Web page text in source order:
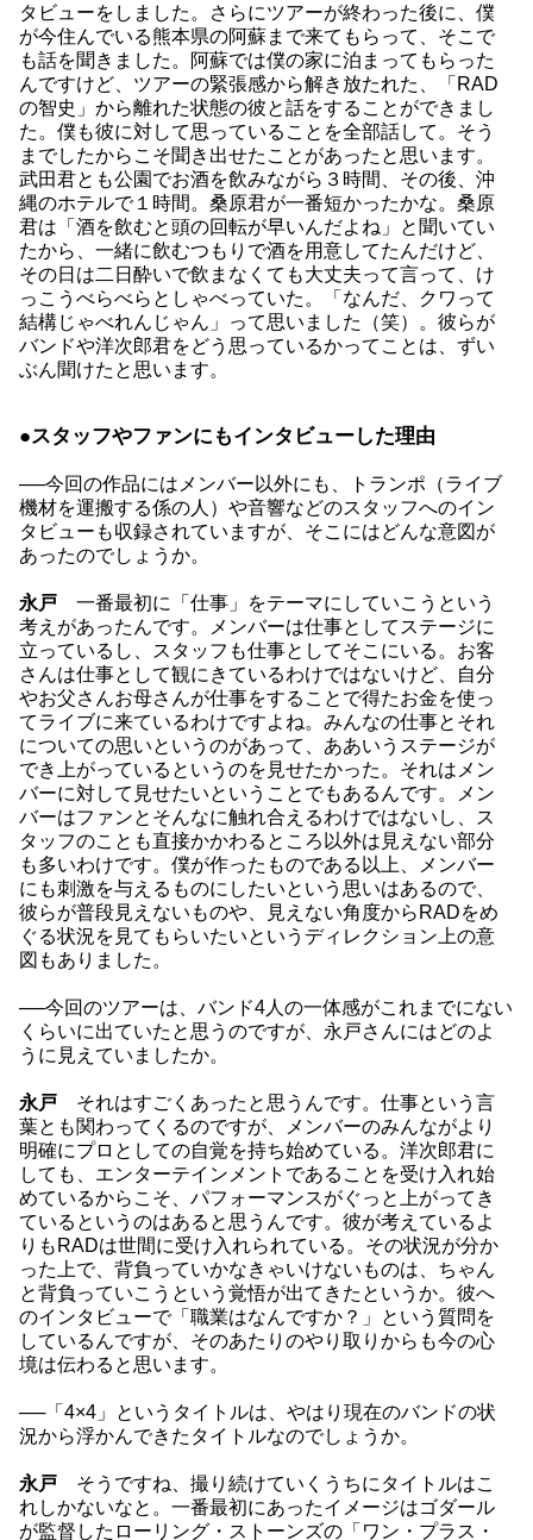
タビューをしました。さらにツアーが終わった後に、僕
が今住んでいる熊本県の阿蘇まで来てもらって、そこで
も話を聞きました。阿蘇では僕の家に泊まってもらった
んですけど、ツアーの緊張感から解き放たれた、「RAD
の智史」から離れた状態の彼と話をすることができまし
た。僕も彼に対して思っていることを全部話して。そう
までしたからこそ聞き出せたことがあったと思います。
武田君とも公園でお酒を飲みながら３時間、その後、沖
縄のホテルで１時間。桑原君が一番短かったかな。桑原
君は「酒を飲むと頭の回転が早いんだよね」と聞いてい
たから、一緒に飲むつもりで酒を用意してたんだけど、
その日は二日酔いで飲まなくても大丈夫って言って、け
っこうべらべらとしゃべっていた。「なんだ、クワって
結構じゃべれんじゃん」って思いました（笑）。彼らが
バンドや洋次郎君をどう思っているかってことは、ずい
ぶん聞けたと思います。
●スタッフやファンにもインタビューした理由
──今回の作品にはメンバー以外にも、トランポ（ライブ
機材を運搬する係の人）や音響などのスタッフへのイン
タビューも収録されていますが、そこにはどんな意図が
あったのでしょうか。
永戸 一番最初に「仕事」をテーマにしていこうという
考えがあったんです。メンバーは仕事としてステージに
立っているし、スタッフも仕事としてそこにいる。お客
さんは仕事として観にきているわけではないけど、自分
やお父さんお母さんが仕事をすることで得たお金を使っ
てライブに来ているわけですよね。みんなの仕事とそれ
についての思いというのがあって、ああいうステージが
でき上がっているというのを見せたかった。それはメン
バーに対して見せたいということでもあるんです。メン
バーはファンとそんなに触れ合えるわけではないし、ス
タッフのことも直接かかわるところ以外は見えない部分
も多いわけです。僕が作ったものである以上、メンバー
にも刺激を与えるものにしたいという思いはあるので、
彼らが普段見えないものや、見えない角度からRADをめ
ぐる状況を見てもらいたいというディレクション上の意
図もありました。
──今回のツアーは、バンド4人の一体感がこれまでにない
くらいに出ていたと思うのですが、永戸さんにはどのよ
うに見えていましたか。
永戸 それはすごくあったと思うんです。仕事という言
葉とも関わってくるのですが、メンバーのみんながより
明確にプロとしての自覚を持ち始めている。洋次郎君に
しても、エンターテインメントであることを受け入れ始
めているからこそ、パフォーマンスがぐっと上がってき
ているというのはあると思うんです。彼が考えているよ
りもRADは世間に受け入れられている。その状況が分か
った上で、背負っていかなきゃいけないものは、ちゃん
と背負っていこうという覚悟が出てきたというか。彼へ
のインタビューで「職業はなんですか？」という質問を
しているんですが、そのあたりのやり取りからも今の心
境は伝わると思います。
──「4×4」というタイトルは、やはり現在のバンドの状
況から浮かんできたタイトルなのでしょうか。
永戸 そうですね、撮り続けていくうちにタイトルはこ
れしかないなと。一番最初にあったイメージはゴダール
が監督したローリング・ストーンズの「ワン・プラス・